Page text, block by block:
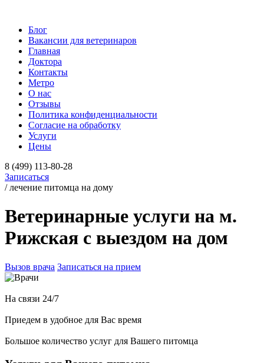
Блог
Вакансии для ветеринаров
Главная
Доктора
Контакты
Метро
О нас
Отзывы
Политика конфиденциальности
Согласие на обработку
Услуги
Цены
8 (499) 113-80-28
Записаться
/ лечение питомца на дому
Ветеринарные услуги на м.
Рижская с выездом на дом
Вызов врача Записаться на прием
На связи 24/7
Приедем в удобное для Вас время
Большое количество услуг для Вашего питомца